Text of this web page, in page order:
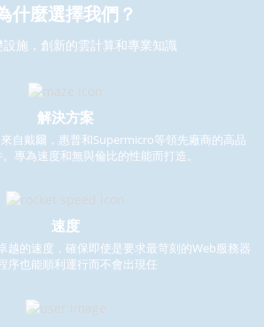
什麼選擇我們？
設施，創新的雲計算和專業知識
解決方案
自戴爾，惠普和Supermicro等領先廠商的高品
專為速度和無與倫比的性能而打造。
速度
越的速度，確保即使是要求最苛刻的Web服務器
序也能順利運行而不會出現任